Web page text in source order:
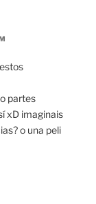
partes
xD imaginais
o una peli